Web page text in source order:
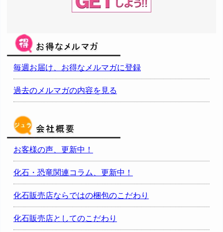
毎週お届け、お得なメルマガに登録
過去のメルマガの内容を見る
お客様の声、更新中！
化石・恐竜関連コラム、更新中！
化石販売店ならではの梱包のこだわり
化石販売店としてのこだわり